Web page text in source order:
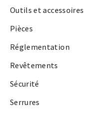
Outils et accessoires
Pièces
Réglementation
Revêtements
Sécurité
Serrures